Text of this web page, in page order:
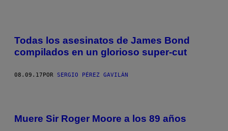
Todas los asesinatos de James Bond
compilados en un glorioso super-cut
08.09.17POR SERGIO PÉREZ GAVILÁN
Muere Sir Roger Moore a los 89 años